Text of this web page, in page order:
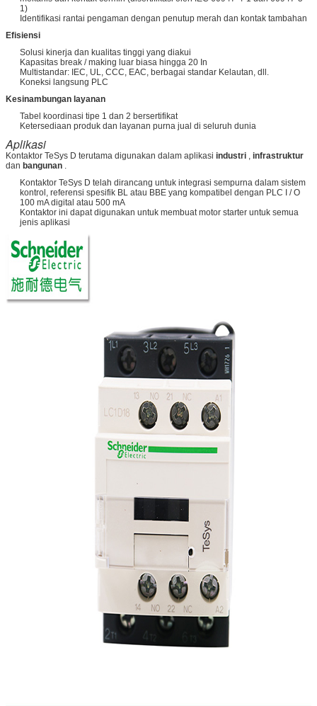
1)
Identifikasi rantai pengaman dengan penutup merah dan kontak tambahan
Efisiensi
Solusi kinerja dan kualitas tinggi yang diakui
Kapasitas break / making luar biasa hingga 20 In
Multistandar: IEC, UL, CCC, EAC, berbagai standar Kelautan, dll.
Koneksi langsung PLC
Kesinambungan layanan
Tabel koordinasi tipe 1 dan 2 bersertifikat
Ketersediaan produk dan layanan purna jual di seluruh dunia
Aplikasi
Kontaktor TeSys D terutama digunakan dalam aplikasi industri , infrastruktur
dan bangunan .
Kontaktor TeSys D telah dirancang untuk integrasi sempurna dalam sistem
kontrol, referensi spesifik BL atau BBE yang kompatibel dengan PLC I / O
100 mA digital atau 500 mA
Kontaktor ini dapat digunakan untuk membuat motor starter untuk semua
jenis aplikasi